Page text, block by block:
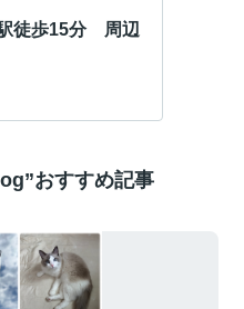
駅徒歩15分 周辺
おすすめ記事